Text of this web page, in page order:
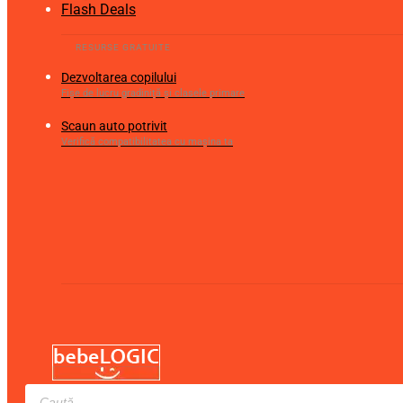
Flash Deals
Dezvoltarea copilului
Fișe de lucru gradiniță și clasele primare
Scaun auto potrivit
Verifică compatibilitatea cu mașina ta
Products